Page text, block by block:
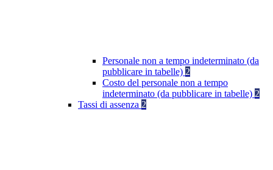
Personale non a tempo indeterminato (da
pubblicare in tabelle) 2
Costo del personale non a tempo
indeterminato (da pubblicare in tabelle) 2
Tassi di assenza 2